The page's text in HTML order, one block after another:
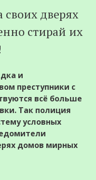
дверях
стирай их
и
преступники с
всё больше
Так полиция
условных
домов мирных